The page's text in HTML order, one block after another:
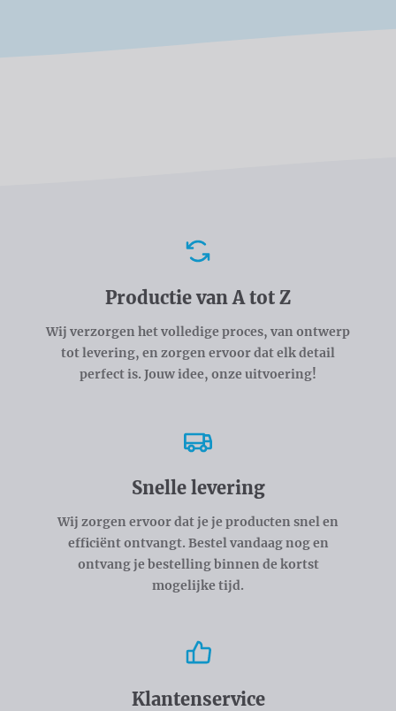
Productie van A tot Z
Wij verzorgen het volledige proces, van ontwerp
tot levering, en zorgen ervoor dat elk detail
perfect is. Jouw idee, onze uitvoering!
Snelle levering
Wij zorgen ervoor dat je je producten snel en
efficiënt ontvangt. Bestel vandaag nog en
ontvang je bestelling binnen de kortst
mogelijke tijd.
Klantenservice